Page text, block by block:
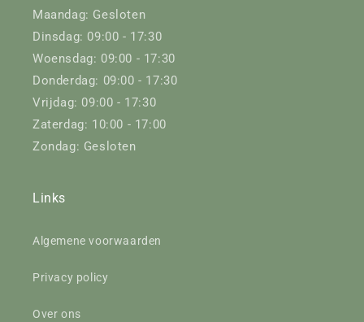
Maandag: Gesloten
Dinsdag: 09:00 - 17:30
Woensdag: 09:00 - 17:30
Donderdag: 09:00 - 17:30
Vrijdag: 09:00 - 17:30
Zaterdag: 10:00 - 17:00
Zondag: Gesloten
Links
Algemene voorwaarden
Privacy policy
Over ons